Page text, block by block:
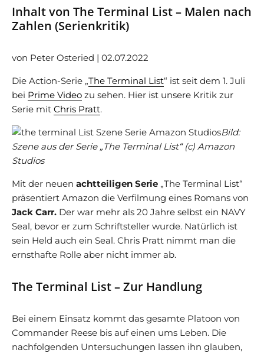
Inhalt von The Terminal List – Malen nach
Zahlen (Serienkritik)
von Peter Osteried | 02.07.2022
Die Action-Serie „The Terminal List“ ist seit dem 1. Juli
bei Prime Video zu sehen. Hier ist unsere Kritik zur
Serie mit Chris Pratt.
Bild:
Szene aus der Serie „The Terminal List“ (c) Amazon
Studios
Mit der neuen achtteiligen Serie „The Terminal List“
präsentiert Amazon die Verfilmung eines Romans von
Jack Carr. Der war mehr als 20 Jahre selbst ein NAVY
Seal, bevor er zum Schriftsteller wurde. Natürlich ist
sein Held auch ein Seal. Chris Pratt nimmt man die
ernsthafte Rolle aber nicht immer ab.
The Terminal List – Zur Handlung
Bei einem Einsatz kommt das gesamte Platoon von
Commander Reese bis auf einen ums Leben. Die
nachfolgenden Untersuchungen lassen ihn glauben,